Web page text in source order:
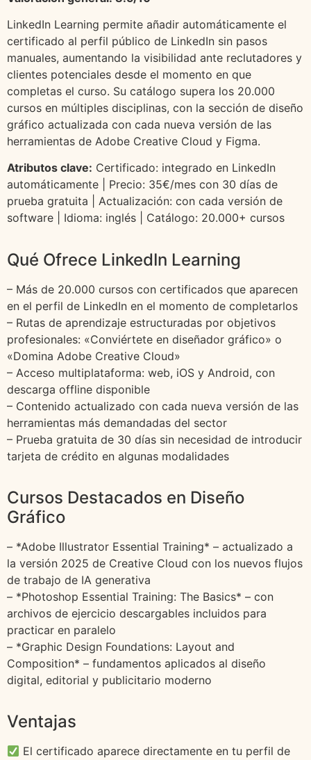
LinkedIn Learning permite añadir automáticamente el
certificado al perfil público de LinkedIn sin pasos
manuales, aumentando la visibilidad ante reclutadores y
clientes potenciales desde el momento en que
completas el curso. Su catálogo supera los 20.000
cursos en múltiples disciplinas, con la sección de diseño
gráfico actualizada con cada nueva versión de las
herramientas de Adobe Creative Cloud y Figma.
Atributos clave: Certificado: integrado en LinkedIn
automáticamente | Precio: 35€/mes con 30 días de
prueba gratuita | Actualización: con cada versión de
software | Idioma: inglés | Catálogo: 20.000+ cursos
Qué Ofrece LinkedIn Learning
– Más de 20.000 cursos con certificados que aparecen
en el perfil de LinkedIn en el momento de completarlos
– Rutas de aprendizaje estructuradas por objetivos
profesionales: «Conviértete en diseñador gráfico» o
«Domina Adobe Creative Cloud»
– Acceso multiplataforma: web, iOS y Android, con
descarga offline disponible
– Contenido actualizado con cada nueva versión de las
herramientas más demandadas del sector
– Prueba gratuita de 30 días sin necesidad de introducir
tarjeta de crédito en algunas modalidades
Cursos Destacados en Diseño
Gráfico
– *Adobe Illustrator Essential Training* – actualizado a
la versión 2025 de Creative Cloud con los nuevos flujos
de trabajo de IA generativa
– *Photoshop Essential Training: The Basics* – con
archivos de ejercicio descargables incluidos para
practicar en paralelo
– *Graphic Design Foundations: Layout and
Composition* – fundamentos aplicados al diseño
digital, editorial y publicitario moderno
Ventajas
El certificado aparece directamente en tu perfil de